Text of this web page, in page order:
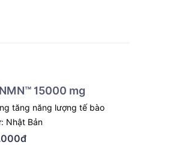
15000 mg
tăng năng lượng tế bào
Nhật Bản